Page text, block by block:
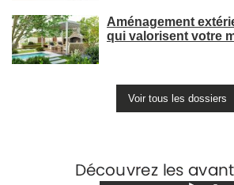
Aménagement
qui valorisent votre
Voir tous les dossiers